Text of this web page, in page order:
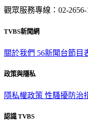
觀眾服務專線：02-2656-
TVBS新聞網
關於我們 56新聞台節目
政策與隱私
隱私權政策 性騷擾防治
認識 TVBS